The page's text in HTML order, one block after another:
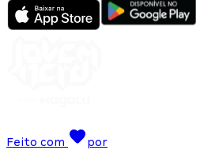
Feito com
por